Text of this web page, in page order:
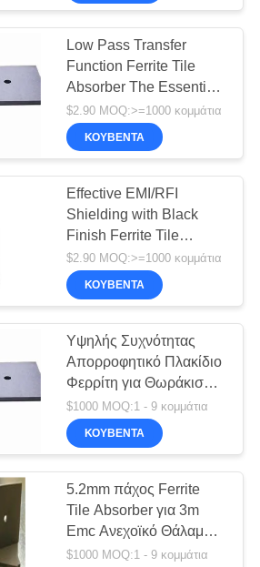
Low Pass Transfer
Function Ferrite Tile
Absorber The Essential
Component for RF and
Microwave Absorption
$2.90 MOQ:>=1000 κομμάτια
ΚΟΥΒΈΝΤΑ
Effective EMI/RFI
Shielding with Black
Finish Ferrite Tile
Absorber and Stopband
Attenuation of 70-100dB
$2.90 MOQ:>=1000 κομμάτια
ΚΟΥΒΈΝΤΑ
Υψηλής Συχνότητας
Απορροφητικό Πλακίδιο
Φερρίτη για Θωράκιση
RF, Μέγεθος 100*100,
για θωρακισμένο
δωμάτιο RF,
$1000 MOQ:1 - 9 κομμάτια
ΚΟΥΒΈΝΤΑ
5.2mm πάχος Ferrite
Tile Absorber για 3m
Emc Ανεχοϊκό Θάλαμο
RF SHIELDED Θάλαμο
$1000 MOQ:1 - 9 κομμάτια